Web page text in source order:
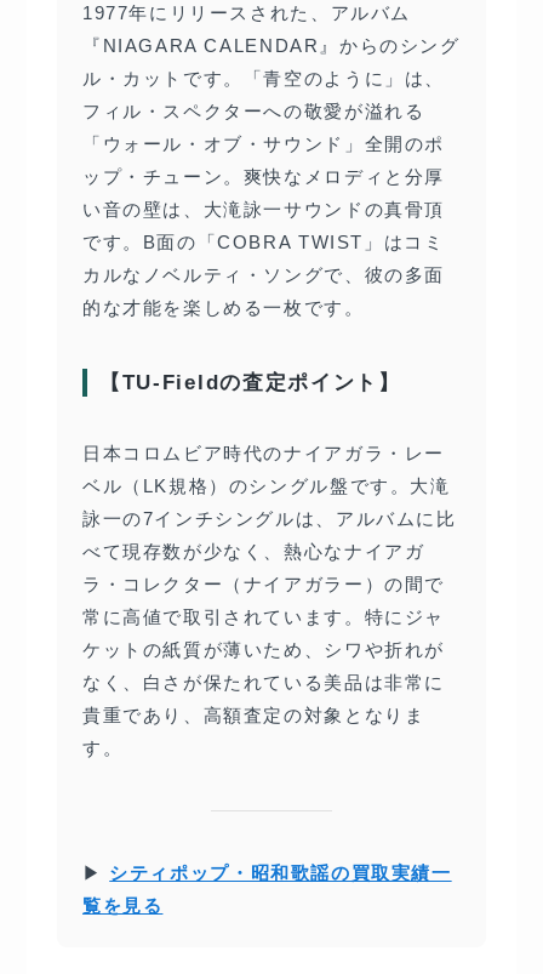
1977年にリリースされた、アルバム
『NIAGARA CALENDAR』からのシング
ル・カットです。「青空のように」は、
フィル・スペクターへの敬愛が溢れる
「ウォール・オブ・サウンド」全開のポ
ップ・チューン。爽快なメロディと分厚
い音の壁は、大滝詠一サウンドの真骨頂
です。B面の「COBRA TWIST」はコミ
カルなノベルティ・ソングで、彼の多面
的な才能を楽しめる一枚です。
【TU-Fieldの査定ポイント】
日本コロムビア時代のナイアガラ・レー
ベル（LK規格）のシングル盤です。大滝
詠一の7インチシングルは、アルバムに比
べて現存数が少なく、熱心なナイアガ
ラ・コレクター（ナイアガラー）の間で
常に高値で取引されています。特にジャ
ケットの紙質が薄いため、シワや折れが
なく、白さが保たれている美品は非常に
貴重であり、高額査定の対象となりま
す。
▶ シティポップ・昭和歌謡の買取実績一
覧を見る